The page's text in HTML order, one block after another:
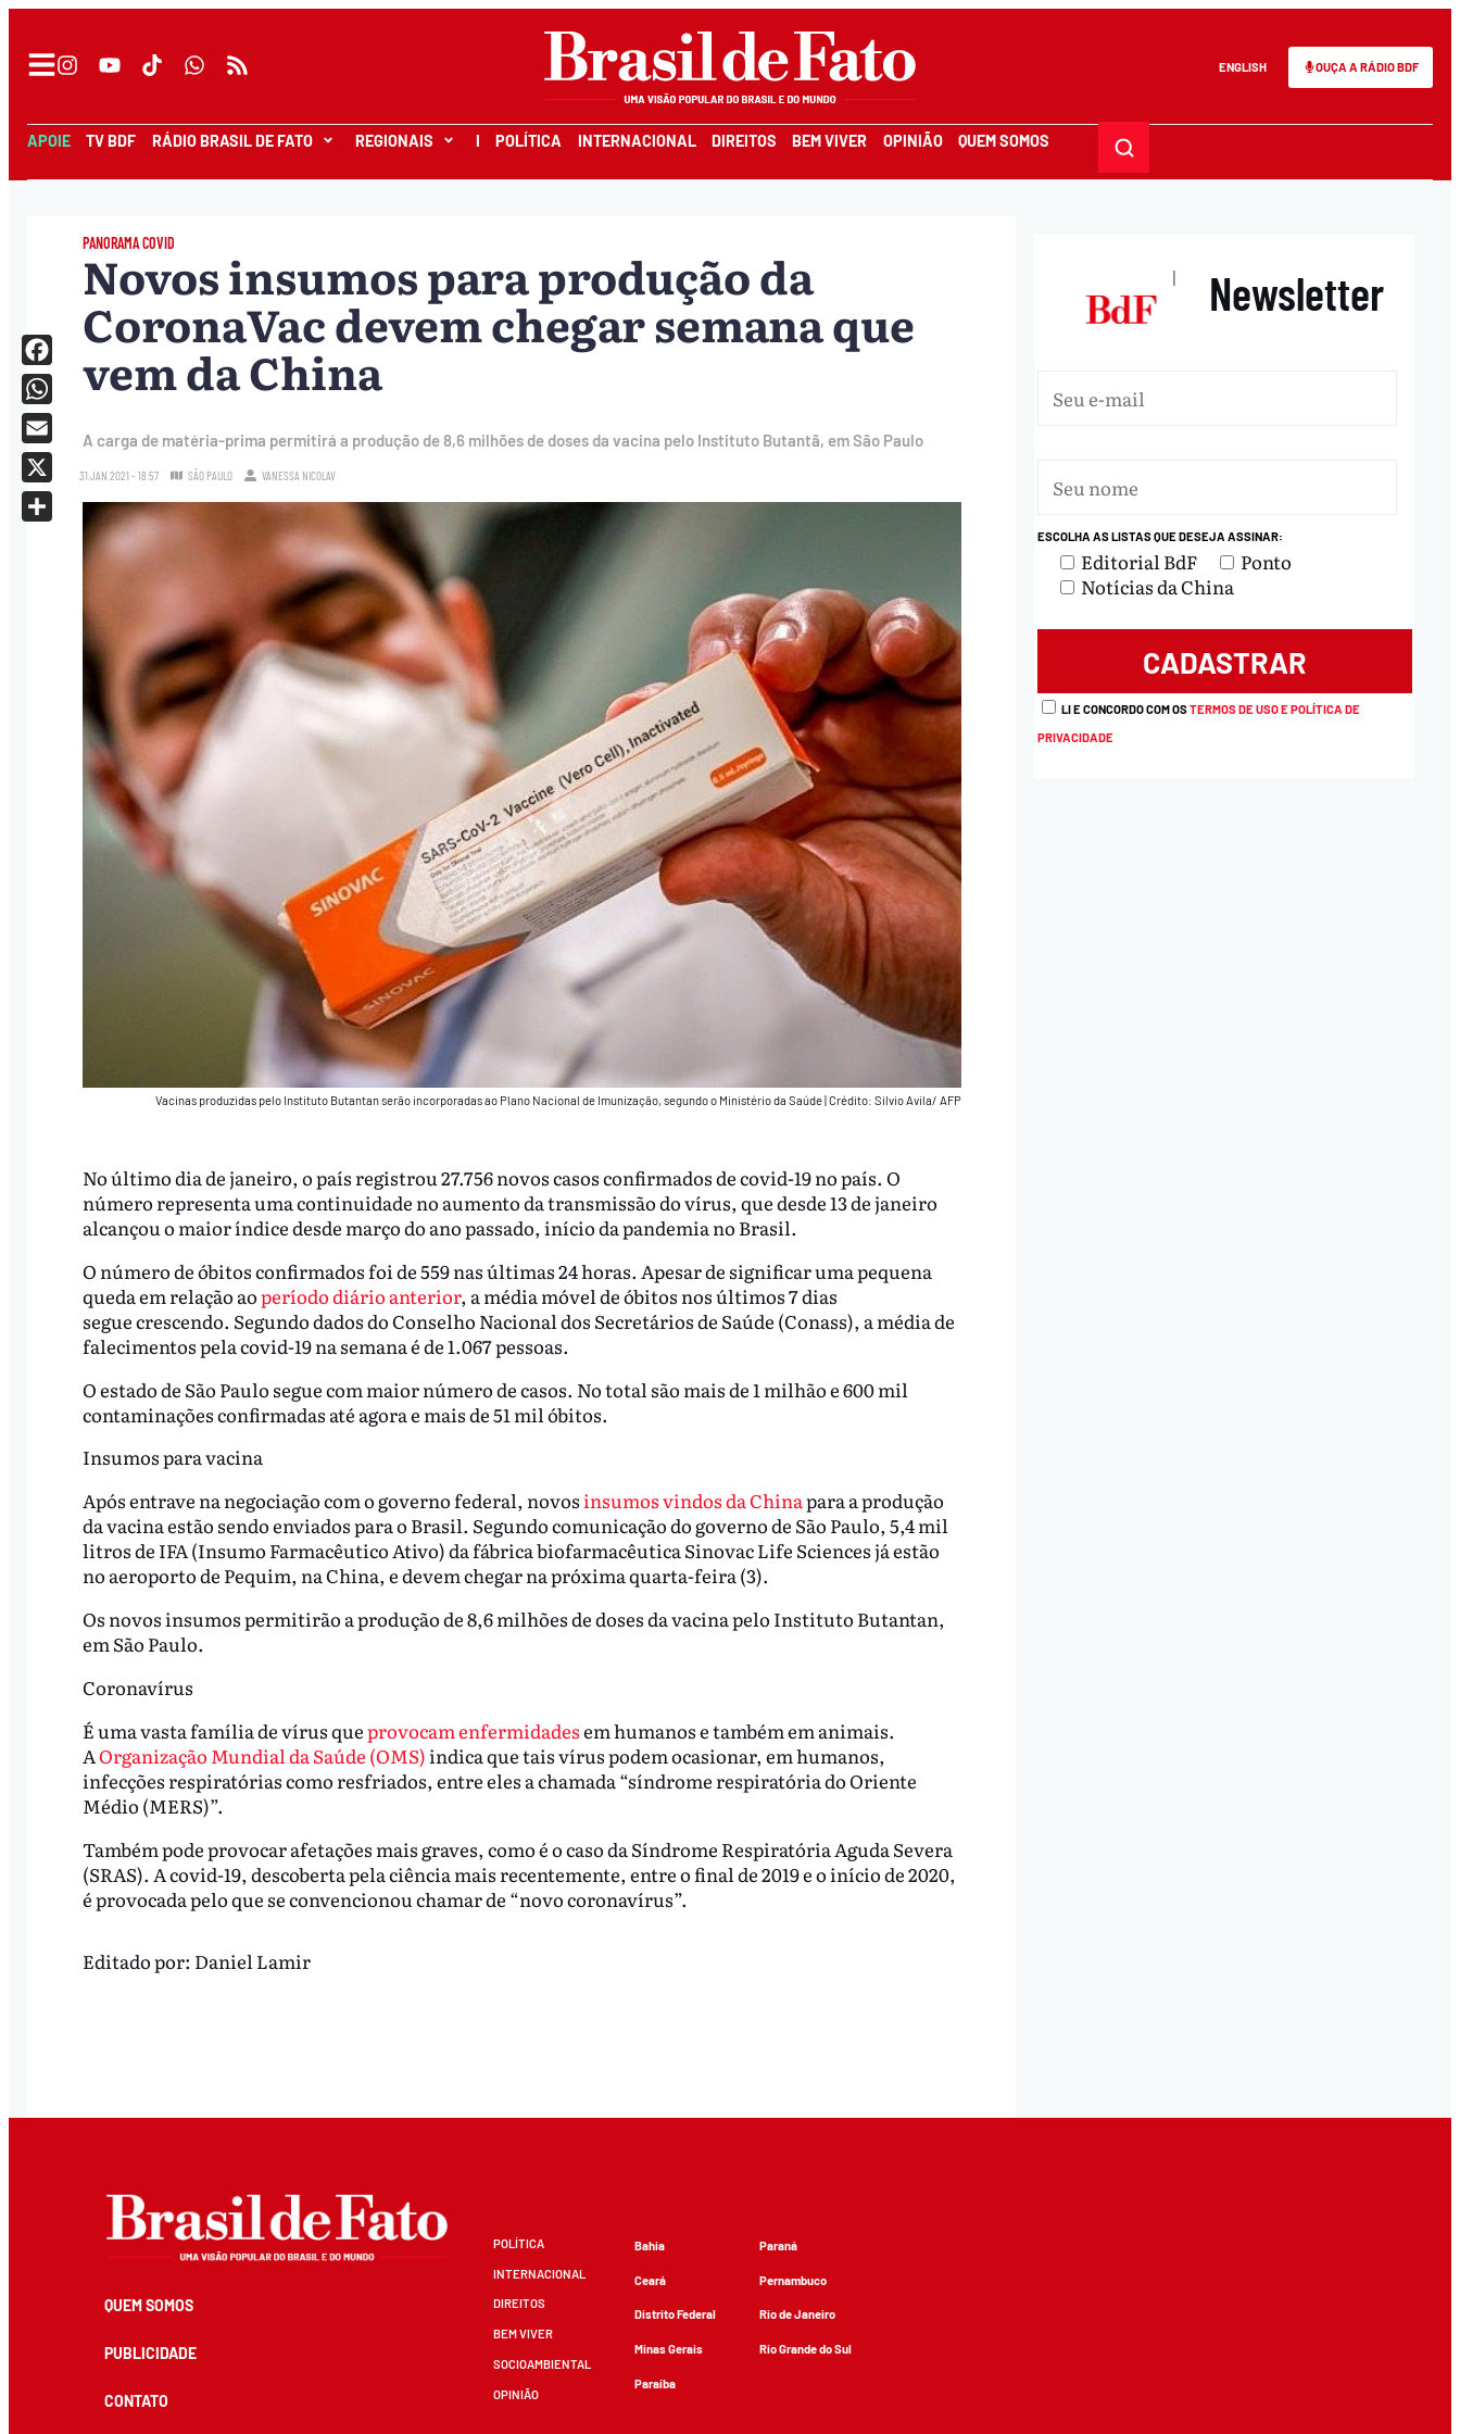
ENGLISH OUÇA A RÁDIO BDF
APOIE TV BDF RÁDIO BRASIL DE FATO REGIONAIS I POLÍTICA INTERNACIONAL DIREITOS BEM VIVER OPINIÃO QUEM SOMOS
PANORAMA COVID
Novos insumos para produção da
CoronaVac devem chegar semana que
vem da China
A carga de matéria-prima permitirá a produção de 8,6 milhões de doses da vacina pelo Instituto Butantã, em São Paulo
31.JAN.2021 - 18:57 SÃO PAULO VANESSA NICOLAV
Vacinas produzidas pelo Instituto Butantan serão incorporadas ao Plano Nacional de Imunização, segundo o Ministério da Saúde Crédito: Silvio Avila/ AFP
No último dia de janeiro, o país registrou 27.756 novos casos confirmados de covid-19 no país. O
número representa uma continuidade no aumento da transmissão do vírus, que desde 13 de janeiro
alcançou o maior índice desde março do ano passado, início da pandemia no Brasil.
O número de óbitos confirmados foi de 559 nas últimas 24 horas. Apesar de significar uma pequena
queda em relação aoperíodo diário anterior, a média móvel de óbitos nos últimos 7 dias
segue crescendo. Segundo dados do Conselho Nacional dos Secretários de Saúde (Conass), a média de
falecimentos pela covid-19 na semana é de 1.067 pessoas.
O estado de São Paulo segue com maior número de casos. No total são mais de 1 milhão e 600 mil
contaminações confirmadas até agora e mais de 51 mil óbitos.
Insumos para vacina
Após entrave na negociação com o governo federal, novosinsumos vindos da Chinapara a produção
da vacina estão sendo enviados para o Brasil. Segundo comunicação do governo de São Paulo, 5,4 mil
litros de IFA (Insumo Farmacêutico Ativo) da fábrica biofarmacêutica Sinovac Life Sciences já estão
no aeroporto de Pequim, na China, e devem chegar na próxima quarta-feira (3).
Os novos insumos permitirão a produção de 8,6 milhões de doses da vacina pelo Instituto Butantan,
em São Paulo.
Coronavírus
É uma vasta família de vírus queprovocam enfermidadesem humanos e também em animais.
AOrganização Mundial da Saúde (OMS) indica que tais vírus podem ocasionar, em humanos,
infecções respiratórias como resfriados, entre eles a chamada “síndrome respiratória do Oriente
Médio (MERS)”.
Também pode provocar afetações mais graves, como é o caso da Síndrome Respiratória Aguda Severa
(SRAS). A covid-19, descoberta pela ciência mais recentemente, entre o final de 2019 e o início de 2020,
é provocada pelo que se convencionou chamar de “novo coronavírus”.
Facebook
WhatsApp
Email
X
Editado por: Daniel Lamir
| Newsletter
ESCOLHA AS LISTAS QUE DESEJA ASSINAR:
Editorial BdF
Ponto
Notícias da China
LI E CONCORDO COM OSTERMOS DE USO E POLÍTICA DE
PRIVACIDADE
QUEM SOMOS
PUBLICIDADE
CONTATO
POLÍTICA
INTERNACIONAL
DIREITOS
BEM VIVER
SOCIOAMBIENTAL
OPINIÃO
Bahia
Ceará
Distrito Federal
Minas Gerais
Paraíba
Paraná
Pernambuco
Rio de Janeiro
Rio Grande do Sul